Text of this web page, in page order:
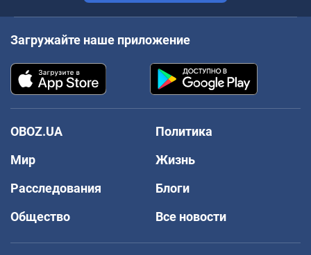
Загружайте наше приложение
OBOZ.UA
Политика
Мир
Жизнь
Расследования
Блоги
Общество
Все новости